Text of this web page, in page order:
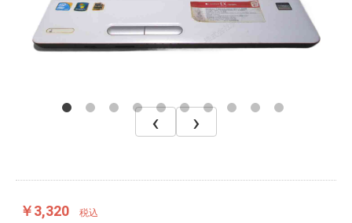
‹ ›
￥3,320 税込